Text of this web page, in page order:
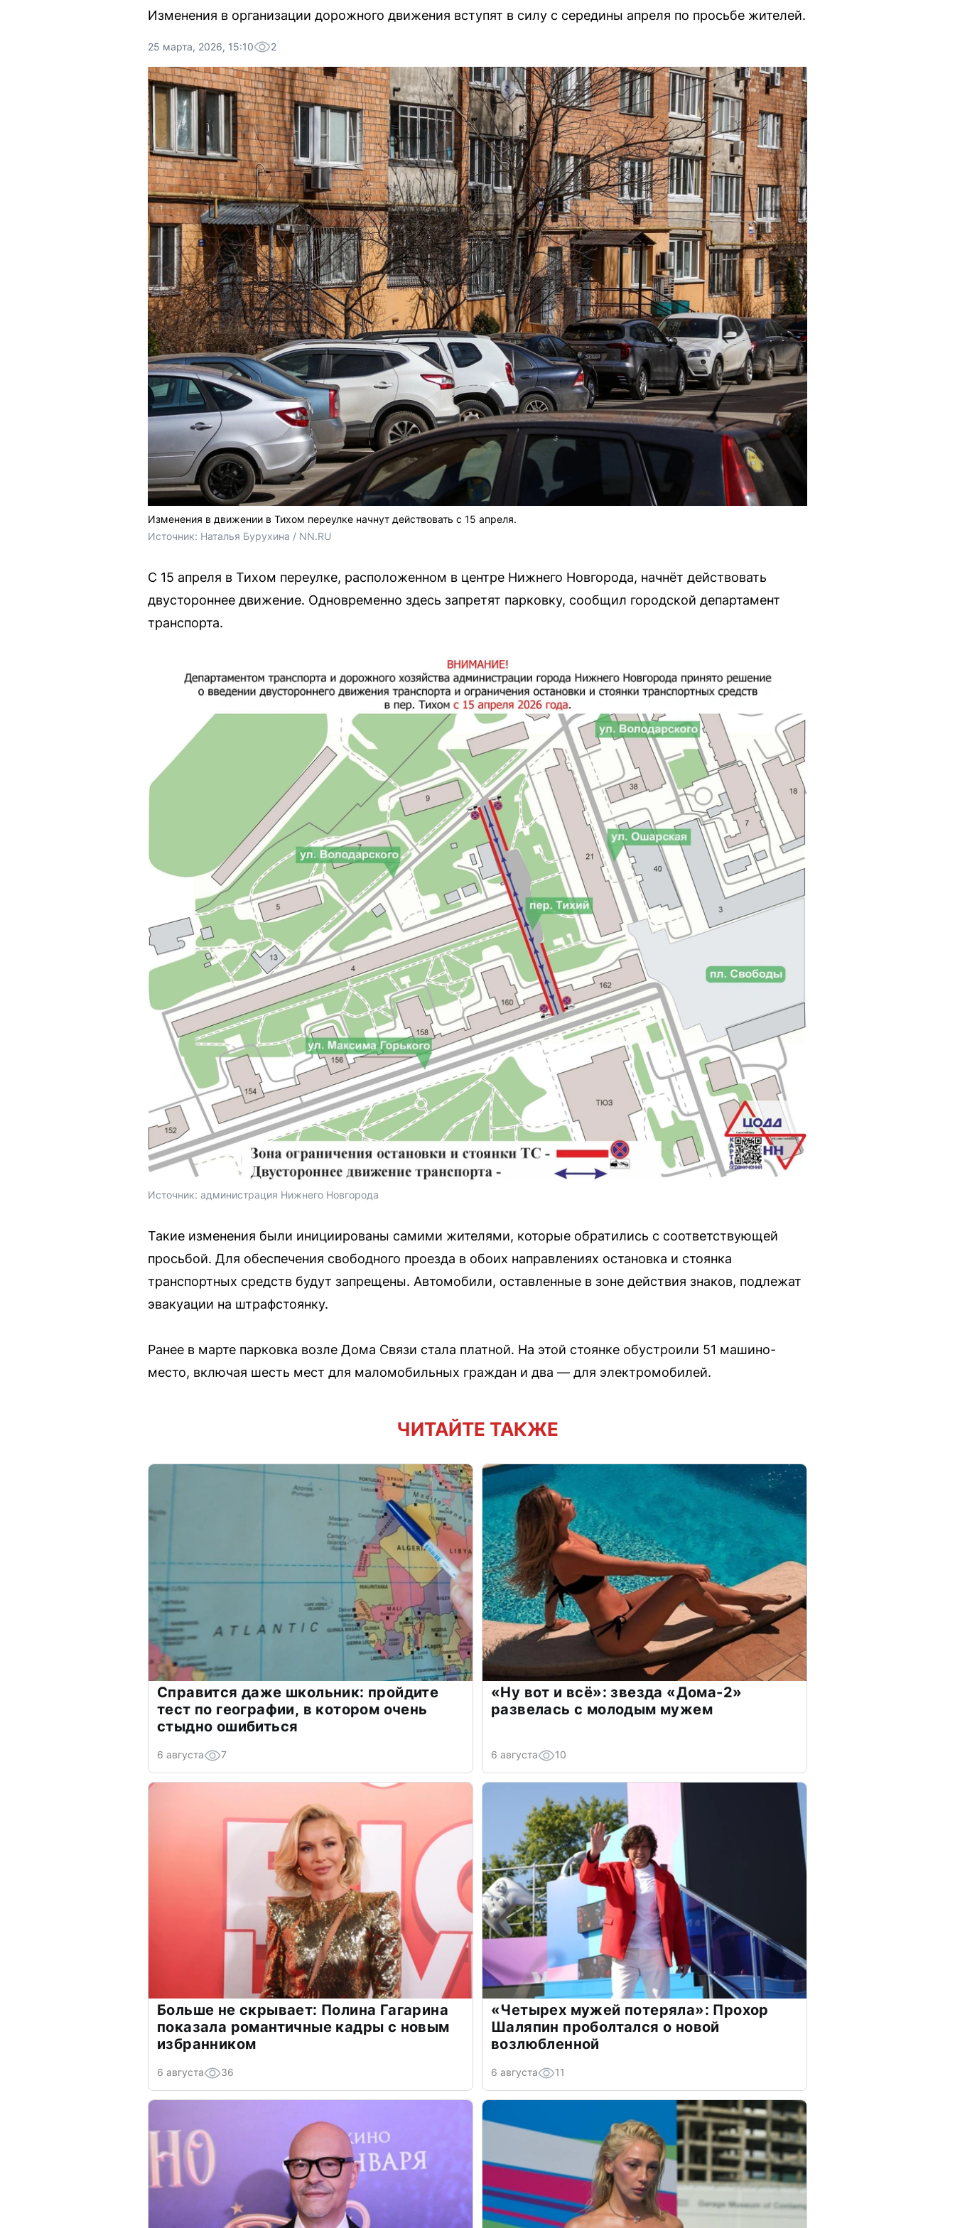
Изменения в организации дорожного движения вступят в силу с середины апреля по просьбе жителей.
25 марта, 2026, 15:10 2
Изменения в движении в Тихом переулке начнут действовать с 15 апреля.
Источник: Наталья Бурухина / NN.RU
С 15 апреля в Тихом переулке, расположенном в центре Нижнего Новгорода, начнёт действовать
двустороннее движение. Одновременно здесь запретят парковку, сообщил городской департамент
транспорта.
Источник: администрация Нижнего Новгорода
Такие изменения были инициированы самими жителями, которые обратились с соответствующей
просьбой. Для обеспечения свободного проезда в обоих направлениях остановка и стоянка
транспортных средств будут запрещены. Автомобили, оставленные в зоне действия знаков, подлежат
эвакуации на штрафстоянку.
Ранее в марте парковка возле Дома Связи стала платной. На этой стоянке обустроили 51 машино-
место, включая шесть мест для маломобильных граждан и два — для электромобилей.
ЧИТАЙТЕ ТАКЖЕ
Справится даже школьник: пройдите
тест по географии, в котором очень
стыдно ошибиться
6 августа 7
«Ну вот и всё»: звезда «Дома-2»
развелась с молодым мужем
6 августа 10
Больше не скрывает: Полина Гагарина
показала романтичные кадры с новым
избранником
6 августа 36
«Четырех мужей потеряла»: Прохор
Шаляпин проболтался о новой
возлюбленной
6 августа 11